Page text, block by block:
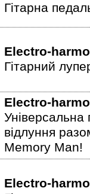
Гітарна
Electro-
Гітарний
Electro-
Універсальна
відлуння
Memory Man!
Electro-